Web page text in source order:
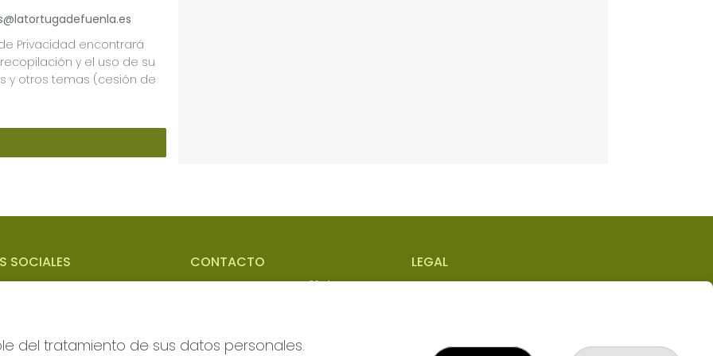
Privacidad encontrará
y el uso de su
y otros temas (cesión de
SOCIALES CONTACTO
ADMON DE LOTERIAS 21 de
loterias@latortugadefuenla.es
LEGAL
Tienda de Lotería Nacional
del tratamiento de sus datos personales.